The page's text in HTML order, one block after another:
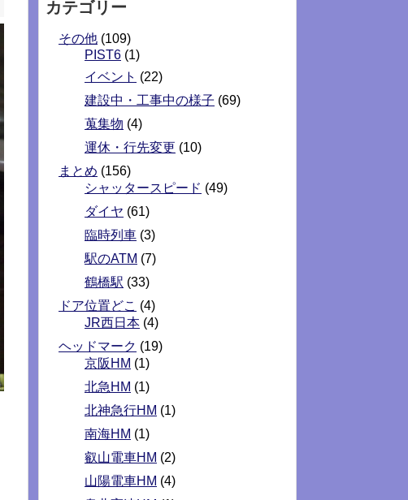
カテゴリー
その他 (109)
PIST6 (1)
イベント (22)
建設中・工事中の様子 (69)
蒐集物 (4)
運休・行先変更 (10)
まとめ (156)
シャッタースピード (49)
ダイヤ (61)
臨時列車 (3)
駅のATM (7)
鶴橋駅 (33)
ドア位置どこ (4)
JR西日本 (4)
ヘッドマーク (19)
京阪HM (1)
北急HM (1)
北神急行HM (1)
南海HM (1)
叡山電車HM (2)
山陽電車HM (4)